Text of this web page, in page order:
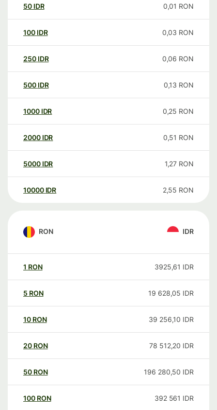
50 IDR 0,01 RON
100 IDR 0,03 RON
250 IDR 0,06 RON
500 IDR 0,13 RON
1000 IDR 0,25 RON
2000 IDR 0,51 RON
5000 IDR 1,27 RON
10000 IDR 2,55 RON
RON IDR
1 RON 3925,61 IDR
5 RON 19 628,05 IDR
10 RON 39 256,10 IDR
20 RON 78 512,20 IDR
50 RON 196 280,50 IDR
100 RON 392 561 IDR